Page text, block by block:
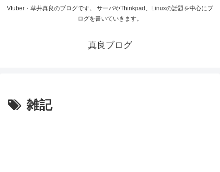
Vtuber・草井真良のブログです。 サーバやThinkpad、Linuxの話題を中心にブ
ログを書いていきます。
真良ブログ
雑記